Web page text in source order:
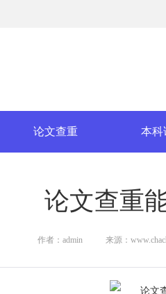
论文查重 本科
论文查重
作者：admin 来源：